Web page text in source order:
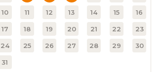
10 11 12 13 14 15 16
17 18 19 20 21 22 23
24 25 26 27 28 29 30
31